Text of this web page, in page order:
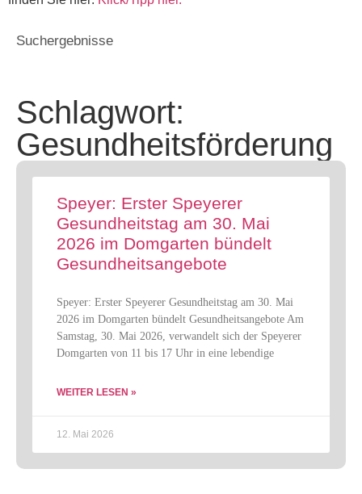
Suchergebnisse
Schlagwort:
Gesundheitsförderung
Speyer: Erster Speyerer
Gesundheitstag am 30. Mai
2026 im Domgarten bündelt
Gesundheitsangebote
Speyer: Erster Speyerer Gesundheitstag am 30. Mai
2026 im Domgarten bündelt Gesundheitsangebote Am
Samstag, 30. Mai 2026, verwandelt sich der Speyerer
Domgarten von 11 bis 17 Uhr in eine lebendige
WEITER LESEN »
12. Mai 2026